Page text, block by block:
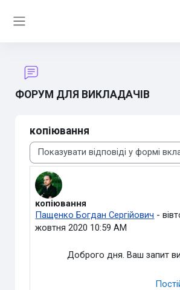
ФОРУМ ДЛЯ ВИКЛАДАЧІВ
копіювання
Тип показу
копіювання
Пащенко Богдан Сергійович -
жовтня 2020 10:59 AM
Кількість відповідей: 0
Доброго дня. Ваш запит